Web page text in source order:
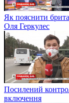
Як пояснити
Оля Геркулес
Посилений
включення